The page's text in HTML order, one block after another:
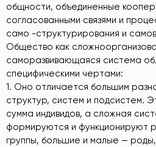
общности, объединенные
согласованными связями и
само -структурирования и
Общество как
саморазвивающаяся система
специфическими чертами:
1. Оно отличается большим
структур, систем и подсистем.
сумма индивидов, а сложная
формируются и функционируют
группы, большие и малые —